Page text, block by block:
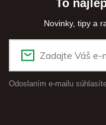
To
Novinky, tipy a
Odoslaním e-mailu